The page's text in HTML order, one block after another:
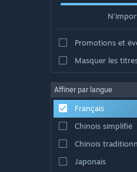
Promotions et
Masquer les
Affiner par langue
Français
Chinois simplifié
Chinois
Japonais